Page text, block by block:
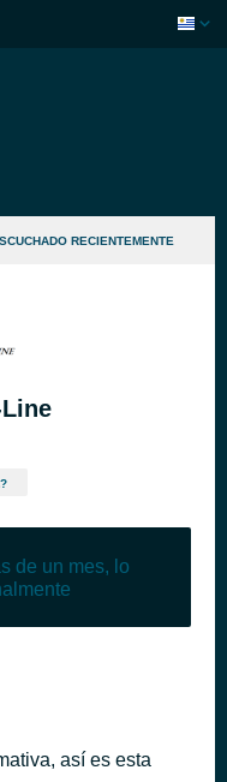
RECIENTEMENTE
de un mes, lo
así es esta